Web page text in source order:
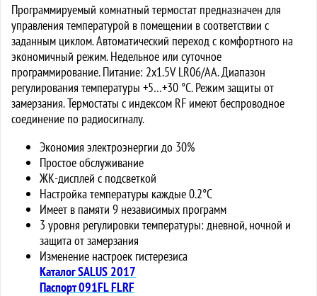
Программируемый комнатный термостат предназначен для
управления температурой в помещении в соответствии с
заданным циклом. Автоматический переход с комфортного на
экономичный режим. Недельное или суточное
программирование. Питание: 2x1.5V LR06/AA. Диапазон
регулирования температуры +5…+30 °C. Режим защиты от
замерзания. Термостаты с индексом RF имеют беспроводное
соединение по радиосигналу.
Экономия электроэнергии до 30%
Простое обслуживание
ЖК-дисплей с подсветкой
Настройка температуры каждые 0.2°C
Имеет в памяти 9 независимых программ
3 уровня регулировки температуры: дневной, ночной и
защита от замерзания
Изменение настроек гистерезиса
Каталог SALUS 2017
Паспорт 091FL FLRF